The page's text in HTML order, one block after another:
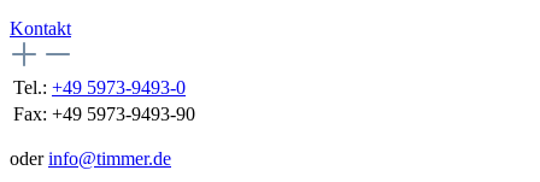
Kontakt
Tel.: +49 5973-9493-0
Fax: +49 5973-9493-90
oderinfo@timmer.de